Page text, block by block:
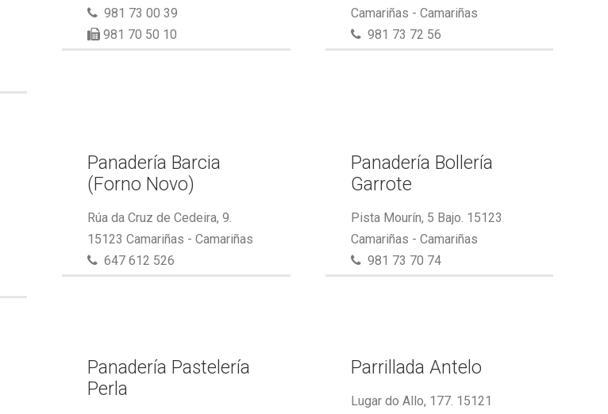
981 73 00 39
981 70 50 10
Camariñas - Camariñas
981 73 72 56
Panadería Barcia
(Forno Novo)
Rúa da Cruz de Cedeira, 9.
15123 Camariñas - Camariñas
647 612 526
Panadería Bollería
Garrote
Pista Mourín, 5 Bajo. 15123
Camariñas - Camariñas
981 73 70 74
Panadería Pastelería
Perla
Parrillada Antelo
Lugar do Allo, 177. 15121